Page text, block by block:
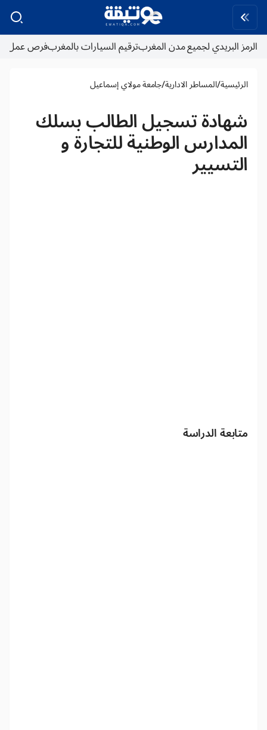
الرمز البريدي لجميع مدن المغربترقيم السيارات بالمغربفرص عمل
الرئيسية/المساطر الادارية/جامعة مولاي إسماعيل
شهادة تسجيل الطالب بسلك
المدارس الوطنية للتجارة و
التسيير
متابعة الدراسة